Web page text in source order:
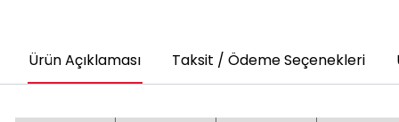
Ürün Açıklaması Taksit / Ödeme Seçenekleri